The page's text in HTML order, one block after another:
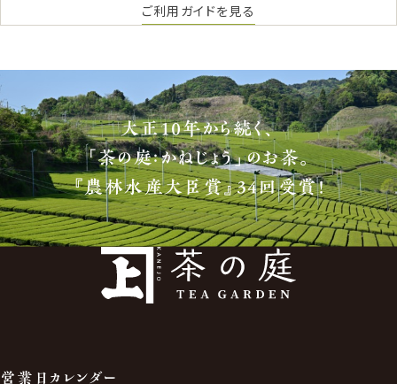
ご利用ガイドを見る
大正10年から続く、
「茶の庭：かねじょう」のお茶。
『農林水産大臣賞』34回受賞！
営業日カレンダー